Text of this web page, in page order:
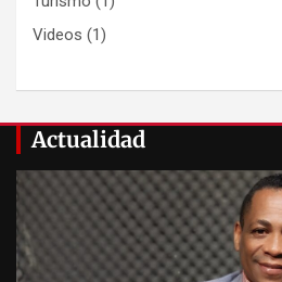
Videos (1)
Actualidad